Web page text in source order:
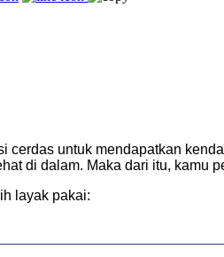
untuk mendapatkan
di dalam. Maka dari itu, kamu
layak pakai: